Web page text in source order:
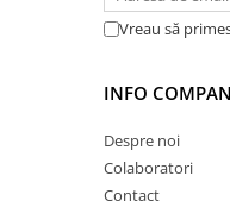
Hidroizolații Lichide
Amorse Tencuieli
Pardoseli și Nivelare
Vreau să
INFO
Despre noi
Colaboratori
Contact